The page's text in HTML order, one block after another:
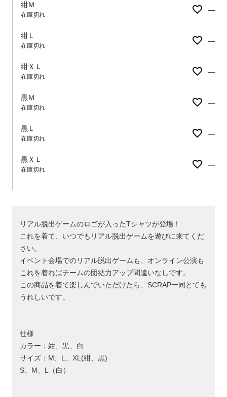
紺Ｍ
在庫切れ
—
紺Ｌ
在庫切れ
—
紺ＸＬ
在庫切れ
—
黒Ｍ
在庫切れ
—
黒Ｌ
在庫切れ
—
黒ＸＬ
在庫切れ
—
リアル脱出ゲームのロゴが入ったTシャツが登場！
これを着て、いつでもリアル脱出ゲームを遊びに来てくだ
さい。
イベント会場でのリアル脱出ゲームも、オンライン公演も
これを着ればチームの団結力アップ間違いなしです。
この商品を着て楽しんでいただけたら、SCRAP一同とても
うれしいです。
仕様
カラー：紺、黒、白
サイズ：M、L、XL(紺、黒)
S、M、L（白）